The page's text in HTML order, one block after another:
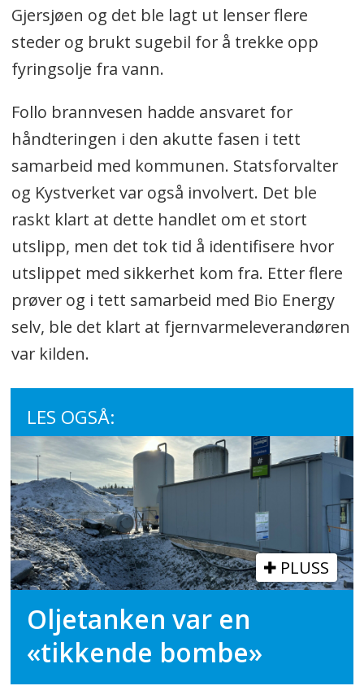
Gjersjøen og det ble lagt ut lenser flere
steder og brukt sugebil for å trekke opp
fyringsolje fra vann.
Follo brannvesen hadde ansvaret for
håndteringen i den akutte fasen i tett
samarbeid med kommunen. Statsforvalter
og Kystverket var også involvert. Det ble
raskt klart at dette handlet om et stort
utslipp, men det tok tid å identifisere hvor
utslippet med sikkerhet kom fra. Etter flere
prøver og i tett samarbeid med Bio Energy
selv, ble det klart at fjernvarmeleverandøren
var kilden.
LES OGSÅ:
PLUSS
Oljetanken var en
«tikkende bombe»